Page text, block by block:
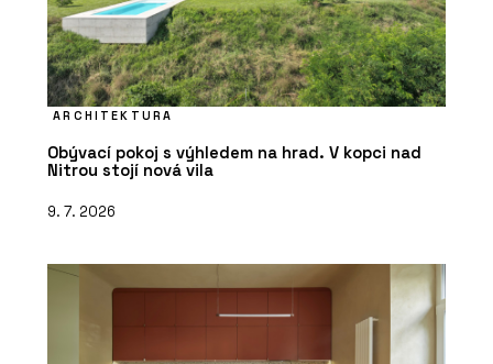
ČLÁNKY
Zvenku moderní a účelná
architektura, uvnitř kvalitní prostory
budovu ekonomické fakulty v Ostravě
brzy zaplní studenti
ARCHITEKTURA
Obývací pokoj s výhledem na hrad. V kopci nad
Nitrou stojí nová vila
9. 7. 2026